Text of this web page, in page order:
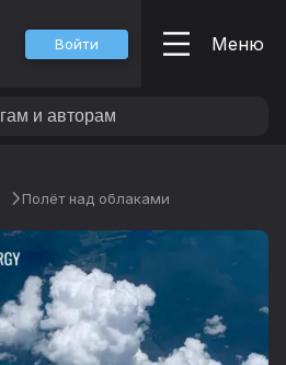
Войти Меню
Полёт над облаками